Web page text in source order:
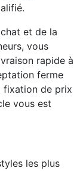
et de la
vous
rapide à
ferme
fixation de prix
vous est
les plus